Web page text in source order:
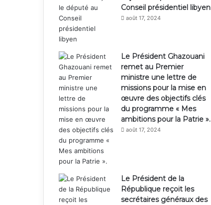
Conseil présidentiel libyen
août 17, 2024
Le Président Ghazouani
remet au Premier
ministre une lettre de
missions pour la mise en
œuvre des objectifs clés
du programme « Mes
ambitions pour la Patrie ».
août 17, 2024
Le Président de la
République reçoit les
secrétaires généraux des